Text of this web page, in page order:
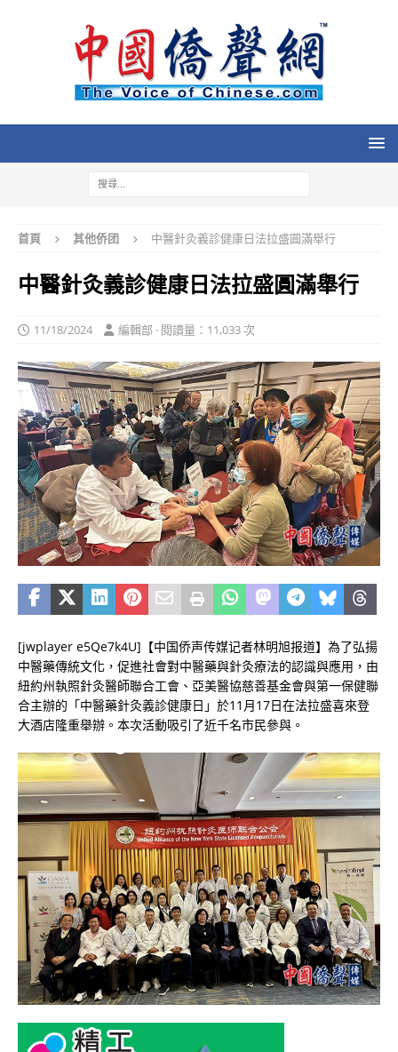
首頁 其他侨团 中醫針灸義診健康日法拉盛圓滿舉行
中醫針灸義診健康日法拉盛圓滿舉行
11/18/2024 編輯部 · 閱讀量：11,033 次
[jwplayer e5Qe7k4U]【中国侨声传媒记者林明旭报道】為了弘揚
中醫藥傳統文化，促進社會對中醫藥與針灸療法的認識與應用，由
紐約州執照針灸醫師聯合工會、亞美醫協慈善基金會與第一保健聯
合主辦的「中醫藥針灸義診健康日」於11月17日在法拉盛喜來登
大酒店隆重舉辦。本次活動吸引了近千名市民參與。